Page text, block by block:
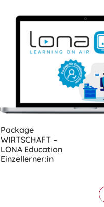
Package
WIRTSCHAFT –
LONA Education
Einzellerner:in